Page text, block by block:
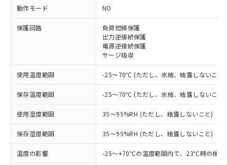
動作モード NO
保護回路
負荷短絡保護
出力逆接続保護
電源逆接続保護
サージ吸収
使用温度範囲 -25～70℃ (ただし、氷結、結露しないこと)
保存温度範囲 -25～70℃ (ただし、氷結、結露しないこと)
使用湿度範囲 35～95%RH (ただし、結露しないこと)
保存湿度範囲 35～95%RH (ただし、結露しないこと)
温度の影響 -25～+70℃の温度範囲内で、23℃時の検
ご利用条件
以下の条件をお読みいただき、同意のうえ
ご利用ください。
商品の当社在庫状況および標準価格
(税抜)を提供させていただくもので
当社制御機器事業取扱商品の中には、
本サービスの対象外となる商品もある
対応済み：EU RoHS指令（10物質）の
非含有に対応した製品が提供可能な商品で
す。
対応予定：EU RoHS指令（10物質）の非含
有に対応した製品に切り替える予定のある
対応予定なし：EU RoHS指令（10物質）の
非含有に非対応の商品で、対応品を出す予
定はありません。
調査・確認中：EU RoHS指令（10物質）の
非含有の対応状況を調査中または確認中の
非該当品：ライセンス料など無形物で、有
害物質有無と関係のない商品です。
仕入先様の事情により、非含有部品として
※1 中国RoHS○×表
「○」：最大均質材料含有率が中国RoHSの
基準値以下であることを示します。
「×」：最大均質材料含有率が中国RoHSの